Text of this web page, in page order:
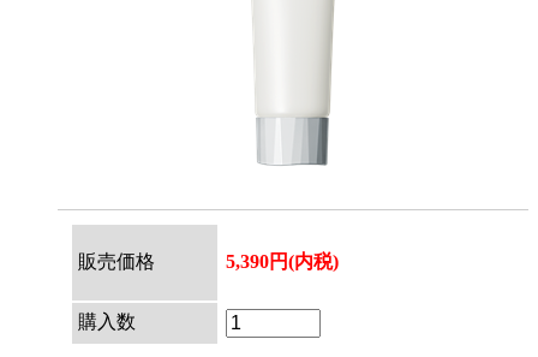
販売価格 5,390円(内税)
購入数